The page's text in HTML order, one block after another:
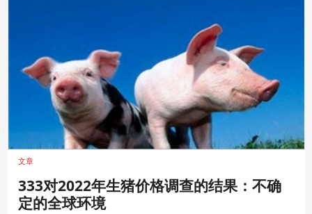
文章
333对2022年生猪价格调查的结果：不确
定的全球环境